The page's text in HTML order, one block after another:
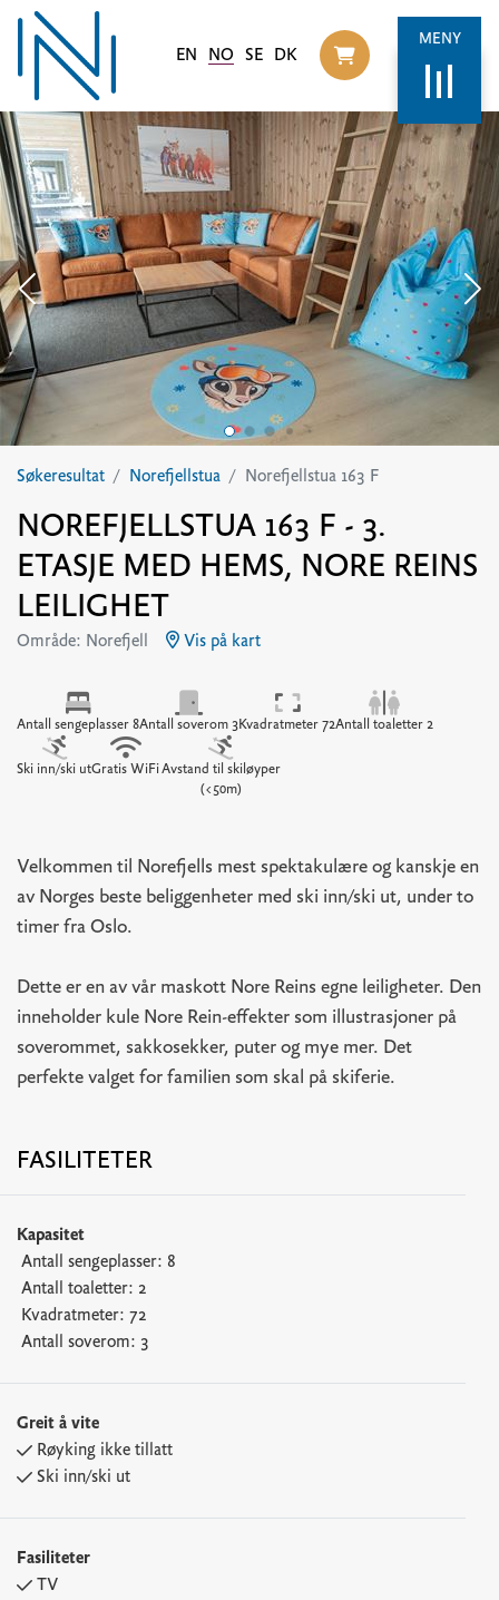
EN NO SE DK
Til
MENY
Søkeresultat Norefjellstua Norefjellstua 163 F
NOREFJELLSTUA 163 F - 3.
ETASJE MED HEMS, NORE REINS
LEILIGHET
Område: Norefjell Vis på kart
Antall sengeplasser 8Antall soverom 3Kvadratmeter 72Antall toaletter 2
Ski inn/ski utGratis WiFiAvstand til skiløyper
(<50m)
Velkommen til Norefjells mest spektakulære og kanskje en
av Norges beste beliggenheter med ski inn/ski ut, under to
timer fra Oslo.
Dette er en av vår maskott Nore Reins egne leiligheter. Den
inneholder kule Nore Rein-effekter som illustrasjoner på
soverommet, sakkosekker, puter og mye mer. Det
perfekte valget for familien som skal på skiferie.
FASILITETER
Kapasitet
Antall sengeplasser: 8
Antall toaletter: 2
Kvadratmeter: 72
Antall soverom: 3
Greit å vite
Røyking ikke tillatt
Ski inn/ski ut
Fasiliteter
TV